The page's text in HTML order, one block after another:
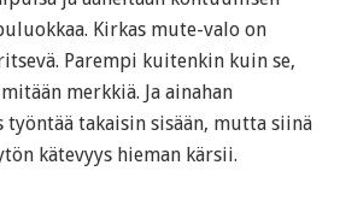
Kirkas mute-valo on
Parempi kuitenkin kuin se,
merkkiä. Ja ainahan
takaisin sisään, mutta siinä
kätevyys hieman kärsii.